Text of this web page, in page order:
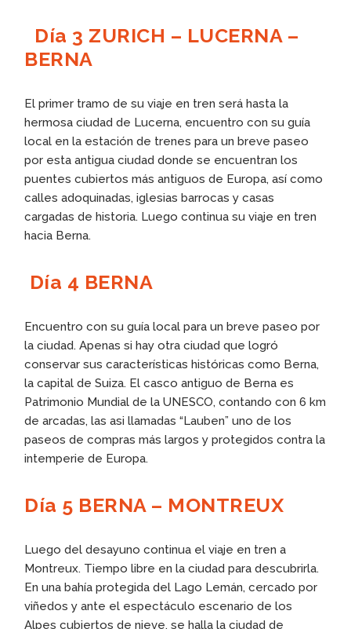
Día 3 ZURICH – LUCERNA –
BERNA
El primer tramo de su viaje en tren será hasta la
hermosa ciudad de Lucerna, encuentro con su guía
local en la estación de trenes para un breve paseo
por esta antigua ciudad donde se encuentran los
puentes cubiertos más antiguos de Europa, así como
calles adoquinadas, iglesias barrocas y casas
cargadas de historia. Luego continua su viaje en tren
hacia Berna.
Día 4 BERNA
Encuentro con su guía local para un breve paseo por
la ciudad. Apenas si hay otra ciudad que logró
conservar sus características históricas como Berna,
la capital de Suiza. El casco antiguo de Berna es
Patrimonio Mundial de la UNESCO, contando con 6 km
de arcadas, las asi llamadas “Lauben” uno de los
paseos de compras más largos y protegidos contra la
intemperie de Europa.
Día 5 BERNA – MONTREUX
Luego del desayuno continua el viaje en tren a
Montreux. Tiempo libre en la ciudad para descubrirla.
En una bahía protegida del Lago Lemán, cercado por
viñedos y ante el espectáculo escenario de los
Alpes cubiertos de nieve, se halla la ciudad de